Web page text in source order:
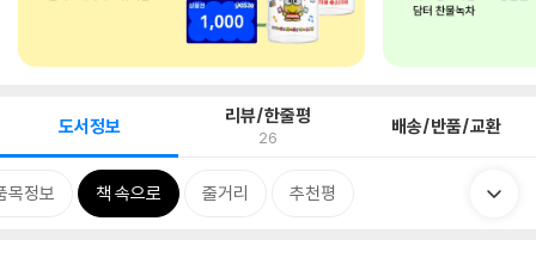
도서정보 리뷰/한줄평
26 배송/반품/교환
목정보 책 속으로 줄거리 추천평